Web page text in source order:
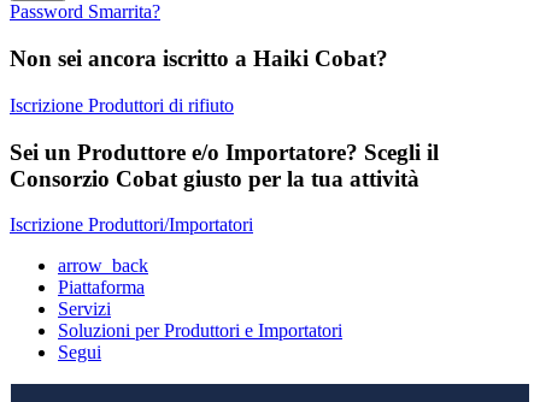
Password Smarrita?
Non sei ancora iscritto a Haiki Cobat?
Iscrizione Produttori di rifiuto
Sei un Produttore e/o Importatore? Scegli il
Consorzio Cobat giusto per la tua attività
Iscrizione Produttori/Importatori
arrow_back
Piattaforma
Servizi
Soluzioni per Produttori e Importatori
Segui